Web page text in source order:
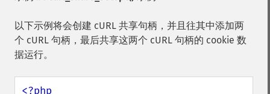
以下示例将会创建 cURL 共享句柄，并且往其中添加两
个 cURL 句柄，最后共享这两个 cURL 句柄的 cookie 数
据运行。